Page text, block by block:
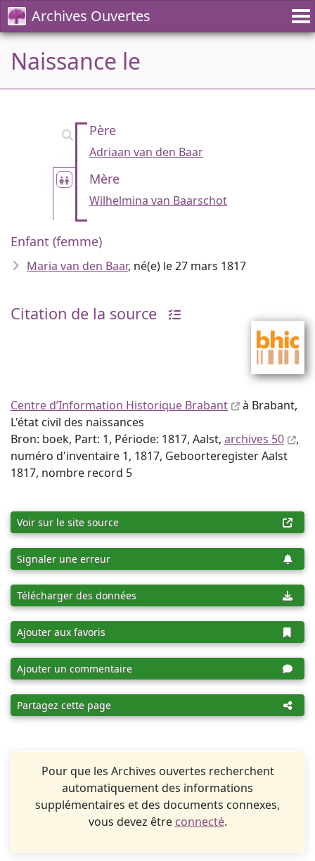
Archives Ouvertes
Naissance le
Père
Adriaan van den Baar
Mère
Wilhelmina van Baarschot
Enfant (femme)
Maria van den Baar, né(e) le 27 mars 1817
Citation de la source
Centre d’Information Historique Brabant
à Brabant,
L'état civil des naissances
Bron: boek, Part: 1, Période: 1817, Aalst, archives 50
,
numéro d'inventaire 1, 1817, Geboorteregister Aalst
1817, nombre record 5
Voir sur le site source
Signaler une erreur
Télécharger des données
Ajouter aux favoris
Ajouter un commentaire
Partagez cette page
Pour que les Archives ouvertes recherchent
automatiquement des informations
supplémentaires et des documents connexes,
vous devez être connecté.